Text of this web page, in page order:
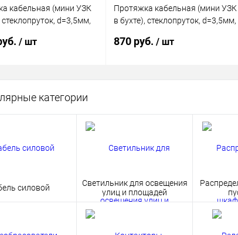
кабельная (мини УЗК
стеклопруток, d=3,5мм,
/ шт
в 1 клик Сравнение
Протяжка кабельная (мини УЗК
в бухте), стеклопруток, d=3,5мм,
870 руб. / шт
Сравнение
категории
силовой
Светильник для освещения
улиц и площадей